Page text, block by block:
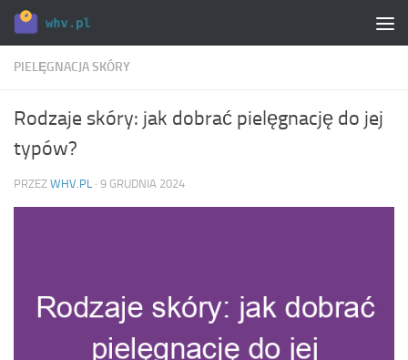
Skip to content
PIELĘGNACJA SKÓRY
Rodzaje skóry: jak dobrać pielęgnację do jej
typów?
PRZEZ WHV.PL · 9 GRUDNIA 2024